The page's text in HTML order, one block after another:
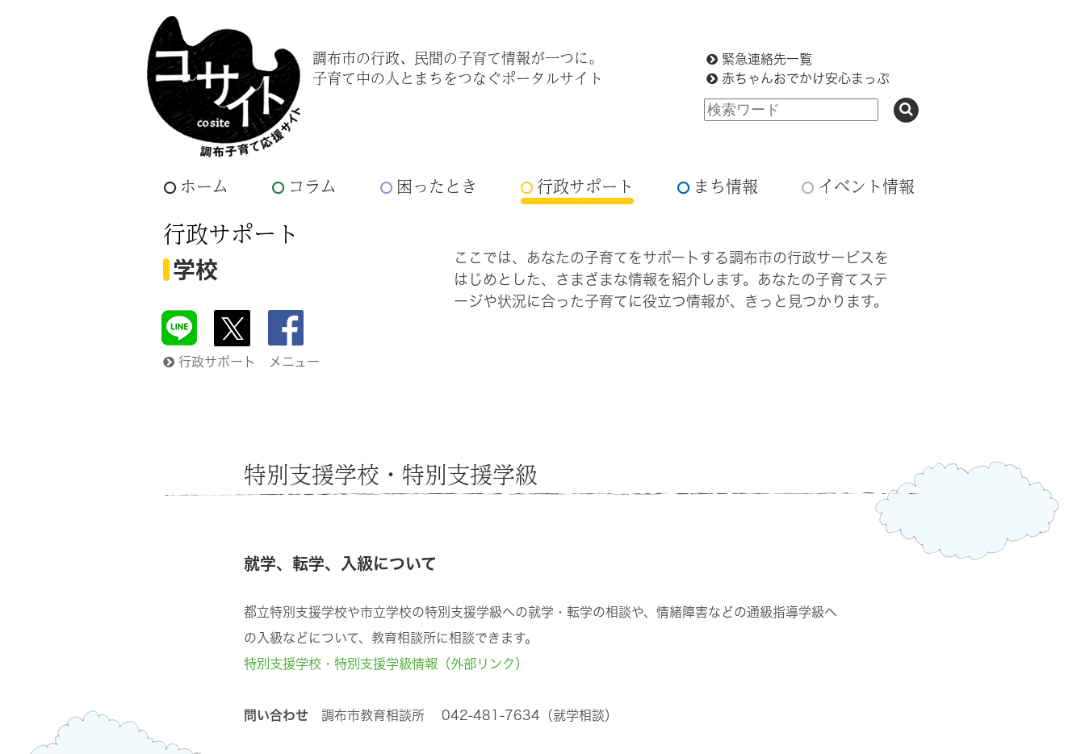
調布市の行政、民間の子育て情報が一つに。
子育て中の人とまちをつなぐポータルサイト
緊急連絡先一覧
赤ちゃんおでかけ安心まっぷ
ホーム コラム 困ったとき 行政サポート まち情報 イベント情報
行政サポート
学校
ここでは、あなたの子育てをサポートする調布市の行政サービスを
はじめとした、さまざまな情報を紹介します。あなたの子育てステ
ージや状況に合った子育てに役立つ情報が、きっと見つかります。
行政サポート メニュー
特別支援学校・特別支援学級
就学、転学、入級について
都立特別支援学校や市立学校の特別支援学級への就学・転学の相談や、情緒障害などの通級指導学級へ
の入級などについて、教育相談所に相談できます。
特別支援学校・特別支援学級情報（外部リンク）
問い合わせ 調布市教育相談所 042-481-7634（就学相談）